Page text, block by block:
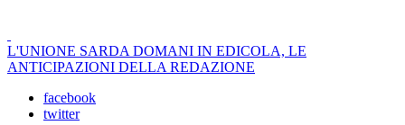
L'UNIONE SARDA DOMANI IN EDICOLA, LE
ANTICIPAZIONI DELLA REDAZIONE
facebook
twitter